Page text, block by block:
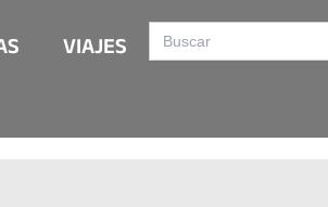
VIAJES
Search
for: